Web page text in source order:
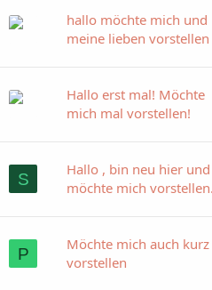
hallo möchte mich und
meine lieben vorstellen
Hallo erst mal! Möchte
mich mal vorstellen!
S
Hallo , bin neu hier und
möchte mich vorstellen.
P
Möchte mich auch kurz
vorstellen